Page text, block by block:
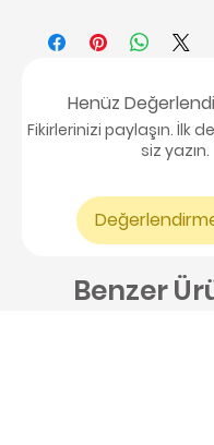
Henüz
Fikirlerinizi paylaşın. İlk
siz yazın.
Benzer